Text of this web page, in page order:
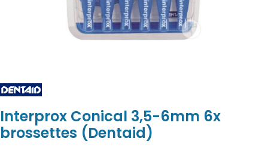
Interprox Conical 3,5-6mm 6x
brossettes (Dentaid)